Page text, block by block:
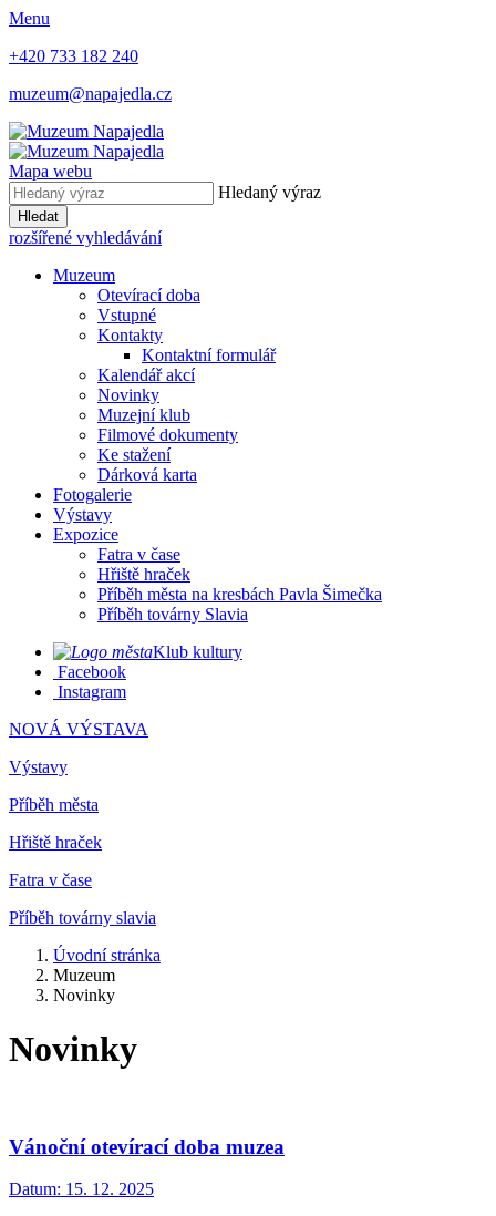
Menu
+420 733 182 240
muzeum@napajedla.cz
Mapa webu
Hledaný výraz
Hledat
rozšířené vyhledávání
Muzeum
Otevírací doba
Vstupné
Kontakty
Kontaktní formulář
Kalendář akcí
Novinky
Muzejní klub
Filmové dokumenty
Ke stažení
Dárková karta
Fotogalerie
Výstavy
Expozice
Fatra v čase
Hřiště hraček
Příběh města na kresbách Pavla Šimečka
Příběh továrny Slavia
Klub kultury
Facebook
Instagram
NOVÁ VÝSTAVA
Výstavy
Příběh města
Hřiště hraček
Fatra v čase
Příběh továrny slavia
Úvodní stránka
Muzeum
Novinky
Novinky
Vánoční otevírací doba muzea
Datum: 15. 12. 2025